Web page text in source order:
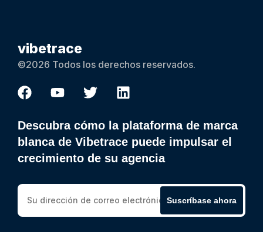
vibetrace
©2026 Todos los derechos reservados.
Descubra cómo la plataforma de marca
blanca de Vibetrace puede impulsar el
crecimiento de su agencia
Suscríbase ahora